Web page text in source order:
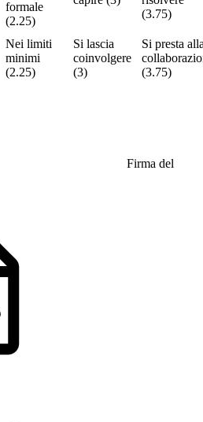
formale
(2.25)
(3.75)
Nei limiti
minimi
(2.25)
Si lascia
coinvolgere
(3)
Si presta
(3.75)
Firma del